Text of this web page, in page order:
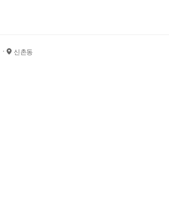
신촌동